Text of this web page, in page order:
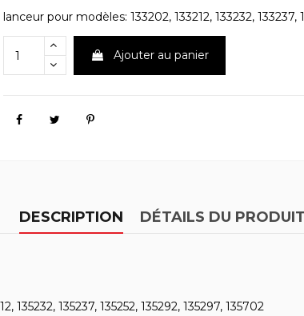
lanceur pour modèles: 133202, 133212, 133232, 133237,
Ajouter au panier
DESCRIPTION DÉTAILS DU PRODUIT
135232, 135237, 135252, 135292, 135297, 135702